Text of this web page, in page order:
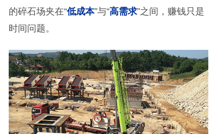
的碎石场夹在“低成本”与“高需求”之间，赚钱只是
时间问题。